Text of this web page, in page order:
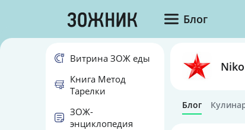
Блог
Блог
Витрина ЗОЖ еды
Книга Метод
Тарелки
ЗОЖ-
энциклопедия